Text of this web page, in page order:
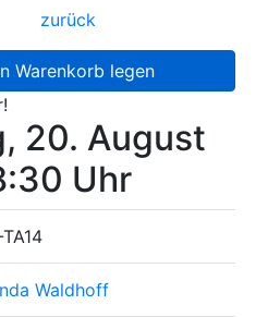
zurück
Warenkorb legen
20. August
Uhr
Waldhoff